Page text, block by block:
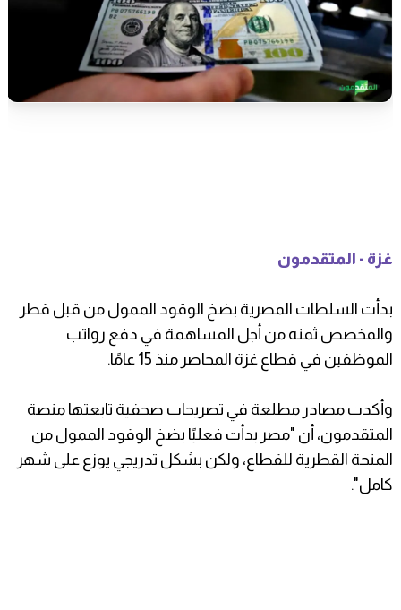
غزة - المتقدمون
بدأت السلطات المصرية بضخ الوقود الممول من قبل قطر
والمخصص ثمنه من أجل المساهمة في دفع رواتب
الموظفين في قطاع غزة المحاصر منذ 15 عامًا.
وأكدت مصادر مطلعة في تصريحات صحفية تابعتها منصة
المتقدمون، أن "مصر بدأت فعليًا بضخ الوقود الممول من
المنحة القطرية للقطاع، ولكن بشكل تدريجي يوزع على شهر
كامل".